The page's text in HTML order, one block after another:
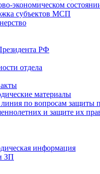
экономическом
субъектов МСП
РФ
отдела
материалы
линия по вопросам защиты
и защите их
информация
ЗП